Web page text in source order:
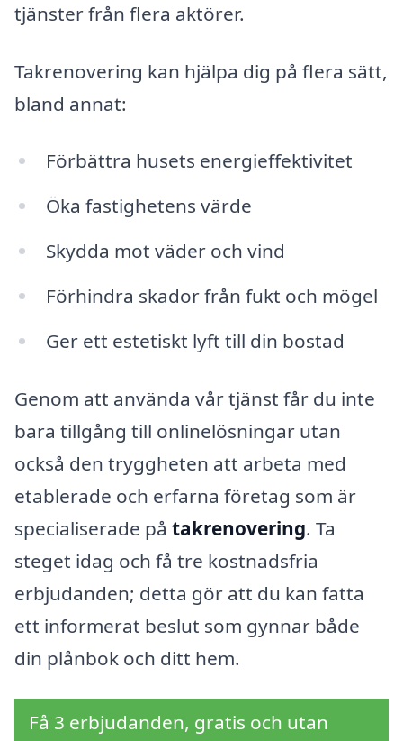
tjänster från flera aktörer.
Takrenovering kan hjälpa dig på flera sätt,
bland annat:
Förbättra husets energieffektivitet
Öka fastighetens värde
Skydda mot väder och vind
Förhindra skador från fukt och mögel
Ger ett estetiskt lyft till din bostad
Genom att använda vår tjänst får du inte
bara tillgång till onlinelösningar utan
också den tryggheten att arbeta med
etablerade och erfarna företag som är
specialiserade på takrenovering. Ta
steget idag och få tre kostnadsfria
erbjudanden; detta gör att du kan fatta
ett informerat beslut som gynnar både
din plånbok och ditt hem.
Få 3 erbjudanden, gratis och utan